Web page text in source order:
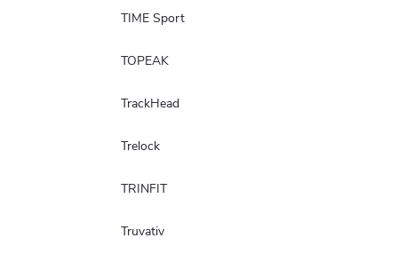
TIME Sport
TOPEAK
TrackHead
Trelock
TRINFIT
Truvativ